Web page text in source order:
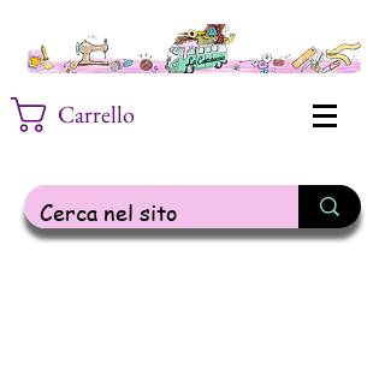
Carrello